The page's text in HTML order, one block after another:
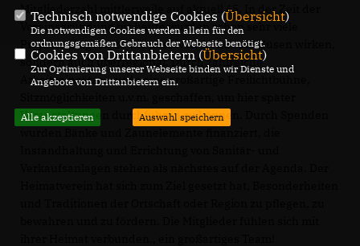
Mitgliederzahl mittlerweile auf aktuell 65. In der Zeit der
Vereinsgründung bis heute wurden schon sehr viele
Projekte umgesetzt, die positiv nicht nur auf Güsen wirken,
sondern auch überregional. Durch zahlreiche
Arbeitseinsätze wurde eine großartige Freilichtbühne,
Veranstaltungen durchführen zu können. Durch Spenden
Technisch notwendige Cookies (Übersicht)
Die notwendigen Cookies werden allein für den
ordnungsgemäßen Gebrauch der Webseite benötigt.
Cookies von Drittanbietern (Übersicht)
Zur Optimierung unserer Webseite binden wir Dienste und
Angebote von Drittanbietern ein.
Alle akzeptieren Auswahl speichern